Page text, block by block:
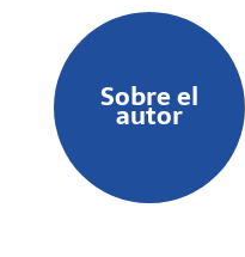
Sobre el
autor